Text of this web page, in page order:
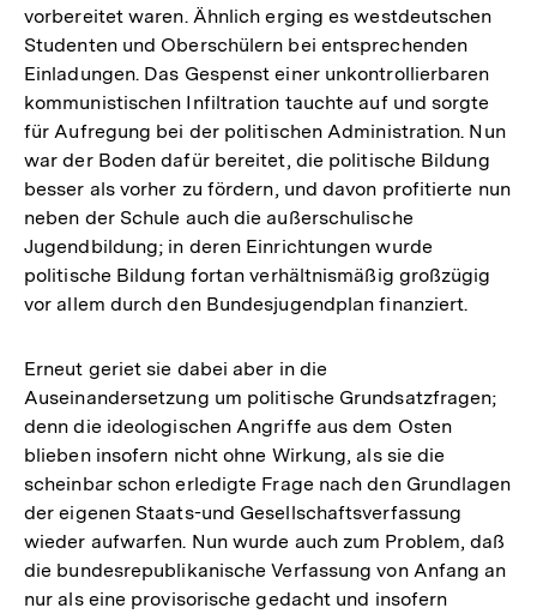
vorbereitet waren. Ähnlich erging es westdeutschen
Studenten und Oberschülern bei entsprechenden
Einladungen. Das Gespenst einer unkontrollierbaren
kommunistischen Infiltration tauchte auf und sorgte
für Aufregung bei der politischen Administration. Nun
war der Boden dafür bereitet, die politische Bildung
besser als vorher zu fördern, und davon profitierte nun
neben der Schule auch die außerschulische
Jugendbildung; in deren Einrichtungen wurde
politische Bildung fortan verhältnismäßig großzügig
vor allem durch den Bundesjugendplan finanziert.
Erneut geriet sie dabei aber in die
Auseinandersetzung um politische Grundsatzfragen;
denn die ideologischen Angriffe aus dem Osten
blieben insofern nicht ohne Wirkung, als sie die
scheinbar schon erledigte Frage nach den Grundlagen
der eigenen Staats-und Gesellschaftsverfassung
wieder aufwarfen. Nun wurde auch zum Problem, daß
die bundesrepublikanische Verfassung von Anfang an
nur als eine provisorische gedacht und insofern